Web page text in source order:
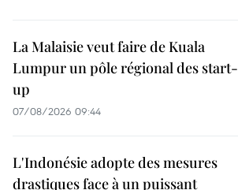
La Malaisie veut faire de Kuala
Lumpur un pôle régional des start-
up
07/08/2026 09:44
L'Indonésie adopte des mesures
drastiques face à un puissant